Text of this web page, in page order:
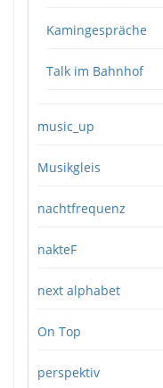
Kamingespräche
Talk im Bahnhof
music_up
Musikgleis
nachtfrequenz
nakteF
next alphabet
On Top
perspektiv